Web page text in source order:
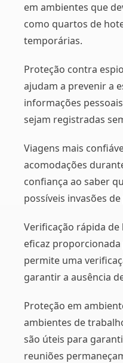
em ambientes que
como quartos de
temporárias.
Proteção contra
ajudam a prevenir a
informações
sejam registradas
Viagens mais
acomodações
confiança ao saber
possíveis invasões
Verificação rápida de
eficaz
permite uma
garantir a ausência
Proteção em
ambientes de
são úteis para
reuniões